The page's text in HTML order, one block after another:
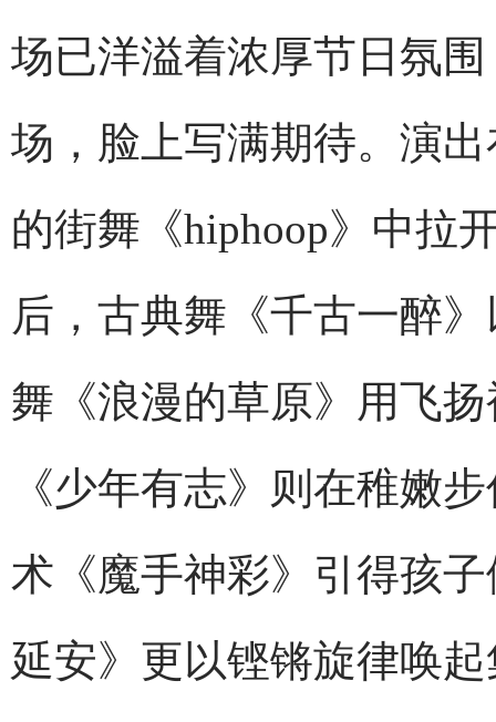
场已洋溢着浓厚节日氛
场，脸上写满期待。演
的街舞《hiphoop》中拉
后，古典舞《千古一醉
舞《浪漫的草原》用飞
《少年有志》则在稚嫩
术《魔手神彩》引得孩
延安》更以铿锵旋律唤